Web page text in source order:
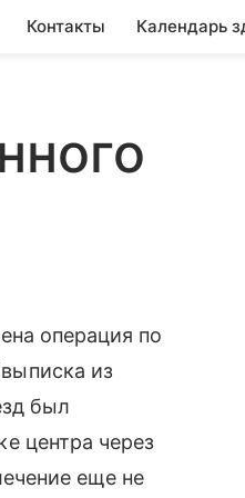
Контакты Календарь
операция по
из
был
центра через
еще не